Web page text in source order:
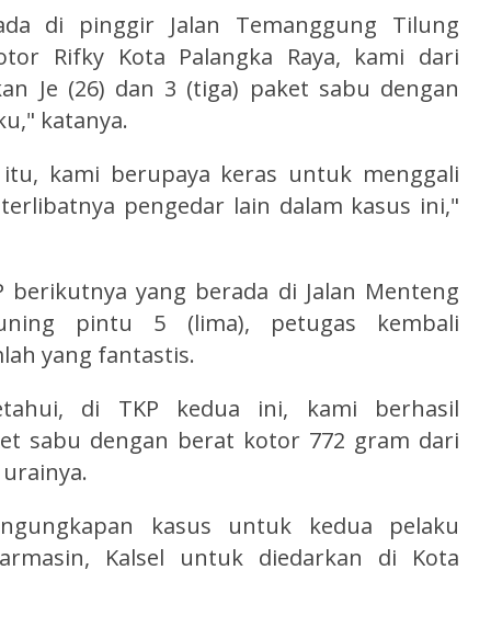
di pinggir Jalan Temanggung Tilung
Rifky Kota Palangka Raya, kami dari
Je (26) dan 3 (tiga) paket sabu dengan
katanya.
kami berupaya keras untuk menggali
pengedar lain dalam kasus ini,"
berikutnya yang berada di Jalan Menteng
pintu 5 (lima), petugas kembali
yang fantastis.
di TKP kedua ini, kami berhasil
sabu dengan berat kotor 772 gram dari
kasus untuk kedua pelaku
Kalsel untuk diedarkan di Kota